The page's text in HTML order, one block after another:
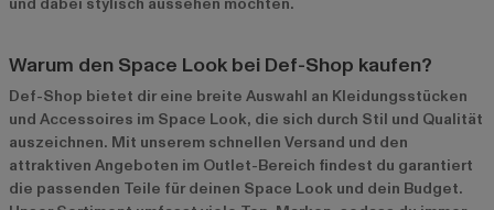
und dabei stylisch aussehen möchten.
Warum den Space Look bei Def-Shop kaufen?
Def-Shop bietet dir eine breite Auswahl an Kleidungsstücken
und Accessoires im Space Look, die sich durch Stil und Qualität
auszeichnen. Mit unserem schnellen Versand und den
attraktiven Angeboten im Outlet-Bereich findest du garantiert
die passenden Teile für deinen Space Look und dein Budget.